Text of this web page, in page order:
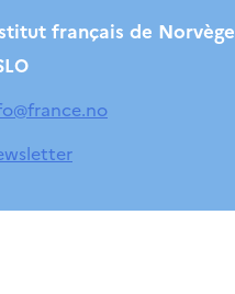
français de Norvège